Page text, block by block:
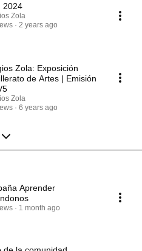
2024
Zola
2 years ago
Zola: Exposición
de Artes | Emisión
Zola
6 years ago
Aprender
1 month ago